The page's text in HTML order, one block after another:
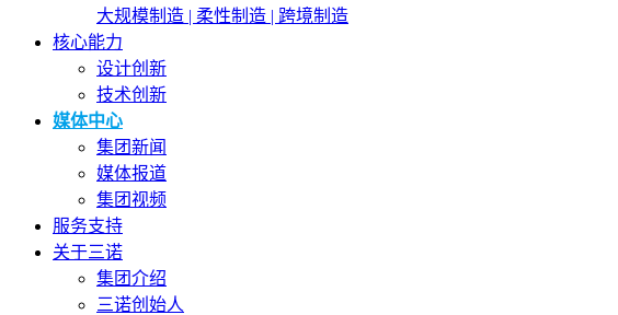
大规模制造 | 柔性制造 | 跨境制造
核心能力
设计创新
技术创新
媒体中心
集团新闻
媒体报道
集团视频
服务支持
关于三诺
集团介绍
三诺创始人